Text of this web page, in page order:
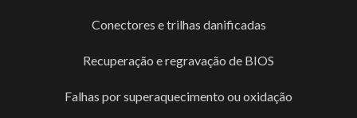
Conectores e trilhas danificadas
Recuperação e regravação de BIOS
Falhas por superaquecimento ou oxidação